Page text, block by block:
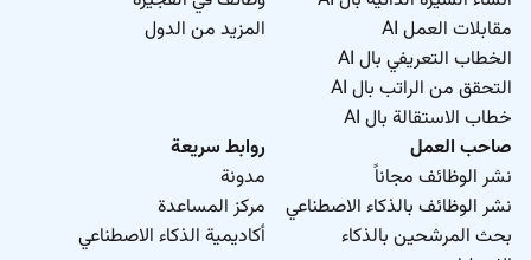
مقابلات العمل AI
الخطاب التعريفي بال AI
التحقق من الراتب بال AI
خطاب الاستقالة بال AI
المزيد من الدول
صاحب العمل
نشر الوظائف مجاناً
نشر الوظائف بالذكاء الاصطناعي
بحث المرشحين بالذكاء
روابط سريعة
مدونة
مركز المساعدة
أكاديمية الذكاء الاصطناعي